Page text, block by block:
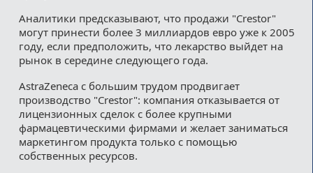
Аналитики предсказывают, что продажи "Crestor"
могут принести более 3 миллиардов евро уже к 2005
году, если предположить, что лекарство выйдет на
рынок в середине следующего года.
AstraZeneca с большим трудом продвигает
производство "Crestor": компания отказывается от
лицензионных сделок с более крупными
фармацевтическими фирмами и желает заниматься
маркетингом продукта только с помощью
собственных ресурсов.